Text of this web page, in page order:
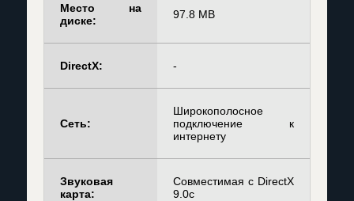
Место на
диске:
97.8 MB
DirectX: -
Сеть:
Широкополосное
подключение к
интернету
Звуковая
карта:
Совместимая с DirectX
9.0c